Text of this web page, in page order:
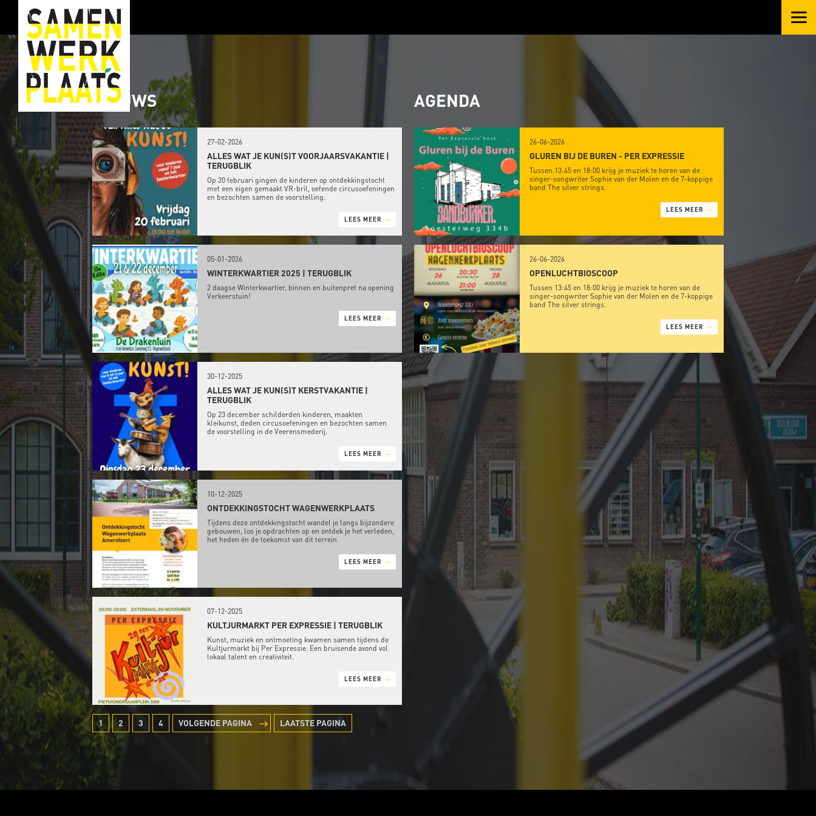
NIEUWS
27-02-2026
ALLES WAT JE KUN(S)T VOORJAARSVAKANTIE |
TERUGBLIK
Op 20 februari gingen de kinderen op ontdekkingstocht
met een eigen gemaakt VR-bril, oefende circusoefeningen
en bezochten samen de voorstelling.
LEES MEER
05-01-2026
WINTERKWARTIER 2025 | TERUGBLIK
2 daagse Winterkwartier, binnen en buitenpret na opening
Verkeerstuin!
LEES MEER
30-12-2025
ALLES WAT JE KUN(S)T KERSTVAKANTIE |
TERUGBLIK
Op 23 december schilderden kinderen, maakten
kleikunst, deden circusoefeningen en bezochten samen
de voorstelling in de Veerensmederij.
LEES MEER
10-12-2025
ONTDEKKINGSTOCHT WAGENWERKPLAATS
Tijdens deze ontdekkingstocht wandel je langs bijzondere
gebouwen, los je opdrachten op en ontdek je het verleden,
het heden én de toekomst van dit terrein
LEES MEER
07-12-2025
KULTJURMARKT PER EXPRESSIE | TERUGBLIK
Kunst, muziek en ontmoeting kwamen samen tijdens de
Kultjurmarkt bij Per Expressie. Een bruisende avond vol
lokaal talent en creativiteit.
LEES MEER
1 2 3 4 VOLGENDE PAGINA LAATSTE PAGINA
AGENDA
26-06-2026
GLUREN BIJ DE BUREN - PER EXPRESSIE
Tussen 13:45 en 18:00 krijg je muziek te horen van de
singer-songwriter Sophie van der Molen en de 7-koppige
band The silver strings.
LEES MEER
26-06-2026
OPENLUCHTBIOSCOOP
Tussen 13:45 en 18:00 krijg je muziek te horen van de
singer-songwriter Sophie van der Molen en de 7-koppige
band The silver strings.
LEES MEER